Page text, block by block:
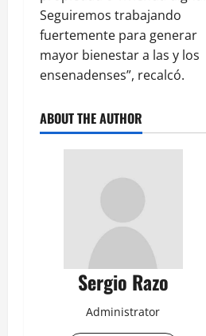
Seguiremos trabajando
fuertemente para generar
mayor bienestar a las y los
ensenadenses”, recalcó.
ABOUT THE AUTHOR
Sergio Razo
Administrator